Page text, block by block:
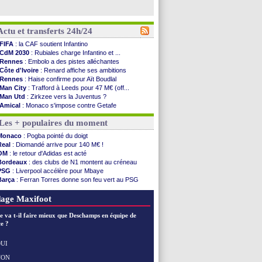
et transferts 24h/24
FIFA : la CAF soutient Infantino
CdM 2030 : Rubiales charge Infantino et ...
Rennes : Embolo a des pistes alléchantes
Côte d'Ivoire : Renard affiche ses ambitions
Rennes : Haise confirme pour Aït Boudlal
Man City : Trafford à Leeds pour 47 M€ (off...
Man Utd : Zirkzee vers la Juventus ?
Amical : Monaco s'impose contre Getafe
Nantes: Der Zakarian et sa relation avec Kita
OM: le club prêt à libérer Kondogbia ?
Monaco: le message touchant d'Akliouche
FIFA: Tebas en remet une couche
FIFA : l'UEFA maintient la pression
PSG: Tebas encense Luis Enrique
Real: Vinicius jusqu'en 2032 (officiel)
Lyon: Mangala va rejoindre Getafe
OM: une offre refusée pour Aguerd
Troyes: Junior Diaz jusqu'en 2030 (officiel)
OM : une offre pour Bulka
PSG
Arsenal
+ populaires du moment
: Pogba pointé du doigt
: Diomandé arrive pour 140 M€ !
: le retour d'Adidas est acté
: des clubs de N1 montent au créneau
: Liverpool accélère pour Mbaye
: Ferran Torres donne son feu vert au PSG
City: Rodri préfère le Barça au Real !
Maxifoot
va t-il faire mieux que Deschamps en équipe de
?